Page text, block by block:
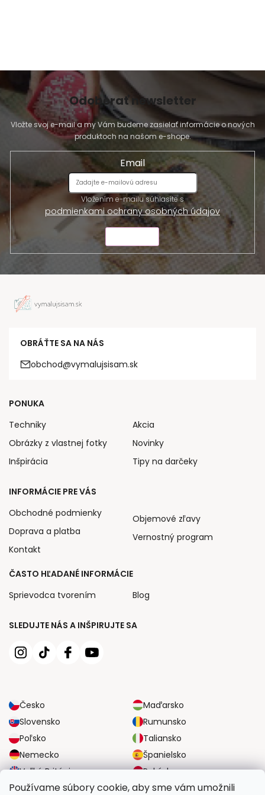
Používame súbory cookie, aby sme vám umožnili
Odoberať newsletter
Vložte svoj e-mail a my Vám budeme zasielať informácie o nových
produktoch na našom e-shope.
Email
Vložením e-mailu súhlasíte s
podmienkami ochrany osobných údajov
OBRÁŤTE SA NA NÁS
obchod@vymalujsisam.sk
SLEDUJTE NÁS A INŠPIRUJTE SA
Česko
Maďarsko
Slovensko
Rumunsko
Poľsko
Taliansko
Nemecko
Španielsko
Veľká Británia
Rakúsko
PONUKA
Techniky
Obrázky z vlastnej fotky
Inšpirácia
Akcia
Novinky
Tipy na darčeky
INFORMÁCIE PRE VÁS
Obchodné podmienky
Doprava a platba
Kontakt
Objemové zľavy
Vernostný program
ČASTO HĽADANÉ INFORMÁCIE
Sprievodca tvorením
Blog